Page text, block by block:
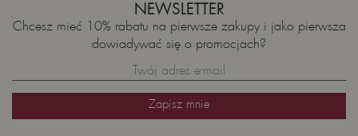
NEWSLETTER
Chcesz mieć 10% rabatu na pierwsze zakupy i jako pierwsza
dowiadywać się o promocjach?